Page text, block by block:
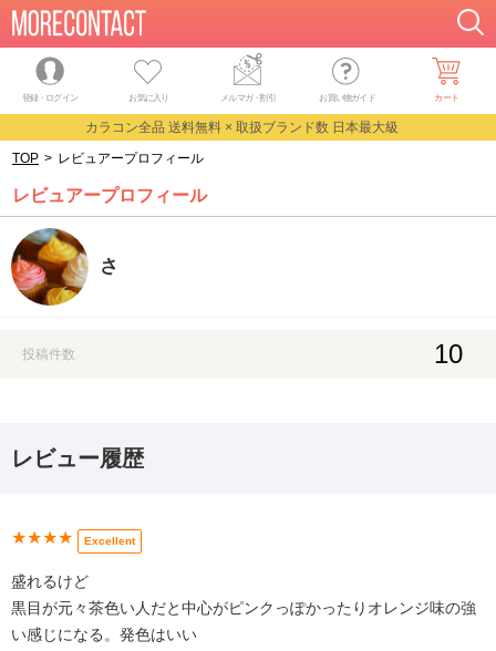
登録・ログイン お気に入り メルマガ・割引 お買い物ガイド カート
カラコン全品 送料無料 × 取扱ブランド数 日本最大級
TOP > レビュアープロフィール
レビュアープロフィール
さ
投稿件数 10
レビュー履歴
★★★★ Excellent
盛れるけど
黒目が元々茶色い人だと中心がピンクっぽかったりオレンジ味の強
い感じになる。発色はいい